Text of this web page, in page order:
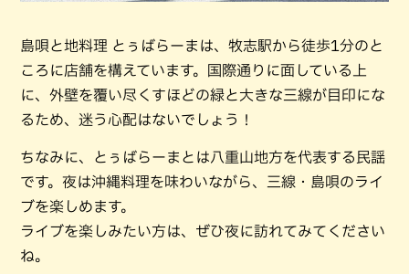
島唄と地料理 とぅばらーまは、牧志駅から徒歩1分のと
ころに店舗を構えています。国際通りに面している上
に、外壁を覆い尽くすほどの緑と大きな三線が目印にな
るため、迷う心配はないでしょう！
ちなみに、とぅばらーまとは八重山地方を代表する民謡
です。夜は沖縄料理を味わいながら、三線・島唄のライ
ブを楽しめます。
ライブを楽しみたい方は、ぜひ夜に訪れてみてください
ね。